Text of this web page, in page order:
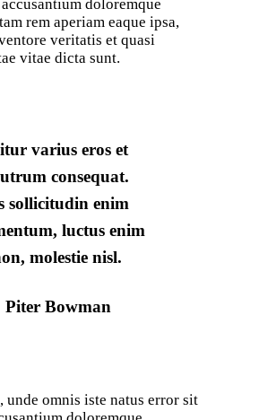
doloremque
rem aperiam eaque ipsa,
veritatis et quasi
vitae dicta sunt.
varius eros et
consequat.
sollicitudin enim
luctus enim
molestie nisl.
Piter Bowman
unde omnis iste natus error sit